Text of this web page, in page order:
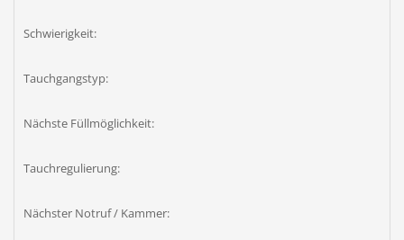
Schwierigkeit:
Tauchgangstyp:
Nächste Füllmöglichkeit:
Tauchregulierung:
Nächster Notruf / Kammer: